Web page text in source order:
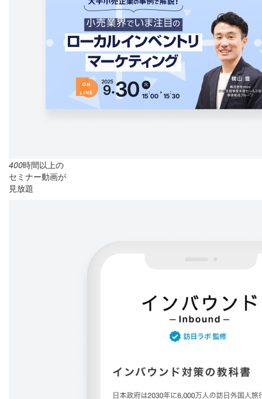
400時間以上の
セミナー動画が
見放題